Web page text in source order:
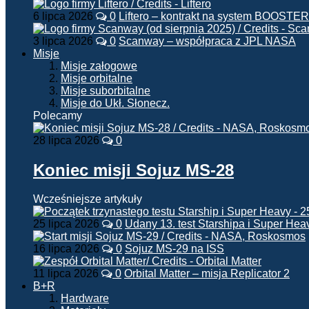
6 lipca 2026 0 Liftero – kontrakt na system BOOSTER
3 lipca 2026 0 Scanway – współpraca z JPL NASA
Misje
Misje załogowe
Misje orbitalne
Misje suborbitalne
Misje do Ukł. Słonecz.
Polecamy
28 lipca 2026 0
Koniec misji Sojuz MS-28
Wcześniejsze artykuły
25 lipca 2026 0 Udany 13. test Starshipa i Super
16 lipca 2026 0 Sojuz MS-29 na ISS
11 lipca 2026 0 Orbital Matter – misja Replicator 2
B+R
Hardware